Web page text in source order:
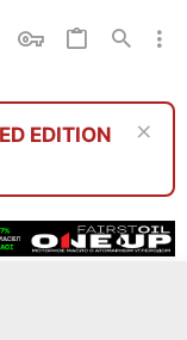
EDITION